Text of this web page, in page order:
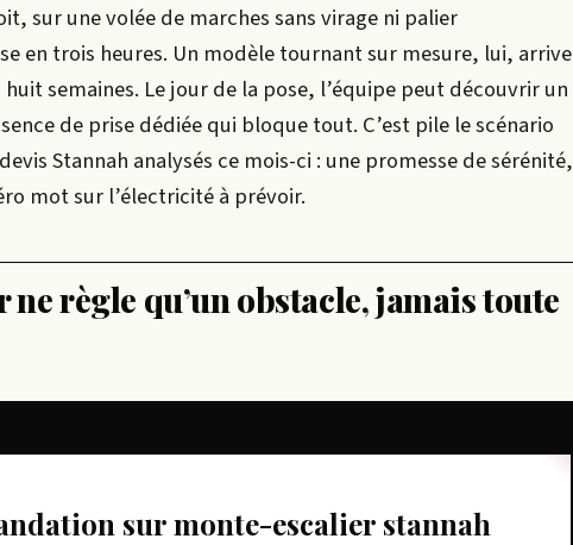
sur une volée de marches sans virage ni palier
en trois heures. Un modèle tournant sur mesure, lui, arrive
semaines. Le jour de la pose, l’équipe peut découvrir un
de prise dédiée qui bloque tout. C’est pile le scénario
Stannah analysés ce mois-ci : une promesse de sérénité,
mot sur l’électricité à prévoir.
règle qu’un obstacle, jamais toute
sur monte-escalier stannah